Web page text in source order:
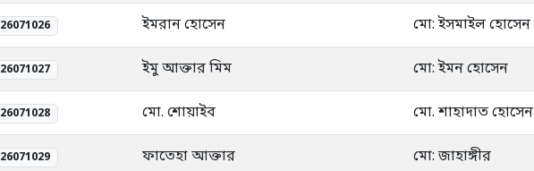
26071026 ইমরান হোসেন মো: ইসমাইল হোসেন
26071027 ইমু আক্তার মিম মো: ইমন হোসেন
26071028 মো. শোয়াইব মো. শাহাদাত হোসেন
26071029 ফাতেহা আক্তার মো: জাহাঙ্গীর